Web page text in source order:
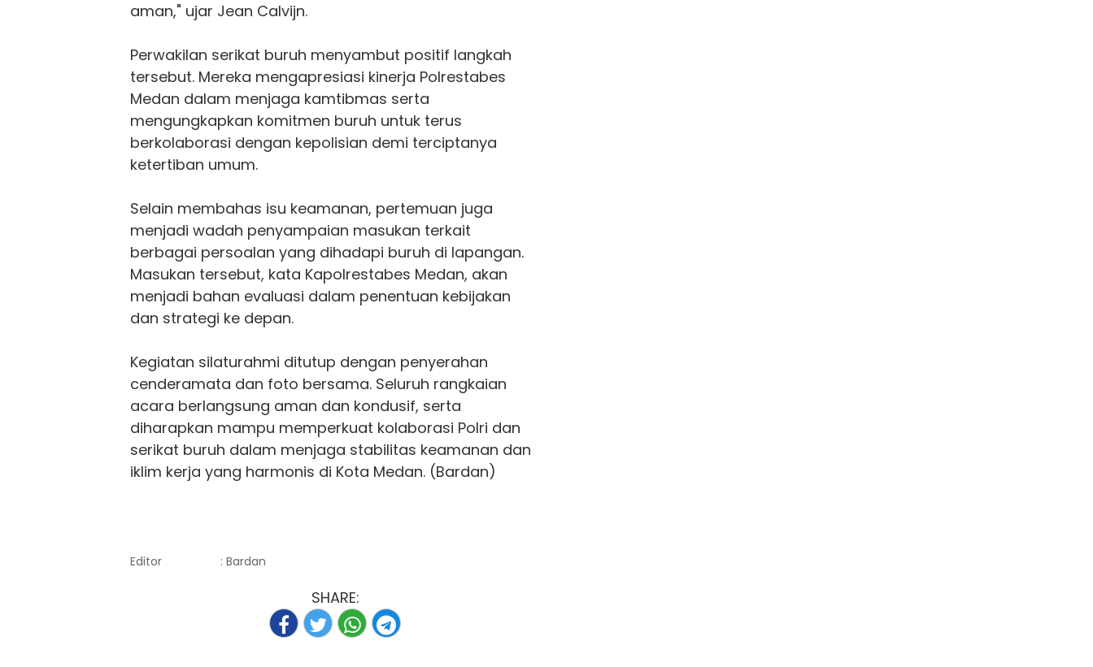
aman," ujar Jean Calvijn.
Perwakilan serikat buruh menyambut positif langkah
tersebut. Mereka mengapresiasi kinerja Polrestabes
Medan dalam menjaga kamtibmas serta
mengungkapkan komitmen buruh untuk terus
berkolaborasi dengan kepolisian demi terciptanya
ketertiban umum.
Selain membahas isu keamanan, pertemuan juga
menjadi wadah penyampaian masukan terkait
berbagai persoalan yang dihadapi buruh di lapangan.
Masukan tersebut, kata Kapolrestabes Medan, akan
menjadi bahan evaluasi dalam penentuan kebijakan
dan strategi ke depan.
Kegiatan silaturahmi ditutup dengan penyerahan
cenderamata dan foto bersama. Seluruh rangkaian
acara berlangsung aman dan kondusif, serta
diharapkan mampu memperkuat kolaborasi Polri dan
serikat buruh dalam menjaga stabilitas keamanan dan
iklim kerja yang harmonis di Kota Medan. (Bardan)
Editor : Bardan
SHARE: